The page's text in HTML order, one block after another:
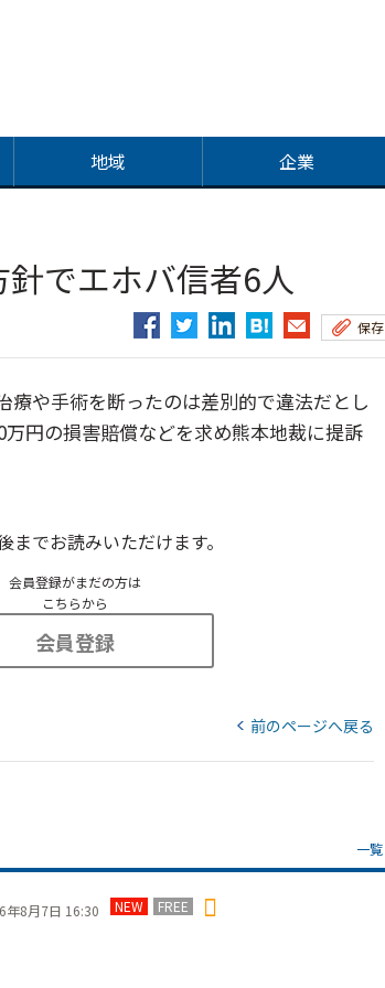
地域 企業
でエホバ信者6人
保存
や手術を断ったのは差別的で違法だとし
円の損害賠償などを求め熊本地裁に提訴
でお読みいただけます。
会員登録がまだの方は
こちらから
会員登録
前のページへ戻る
一覧
年8月7日 16:30 NEW FREE